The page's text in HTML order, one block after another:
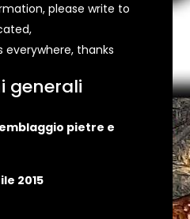
please write to
everywhere, thanks
generali
pietre e
2015